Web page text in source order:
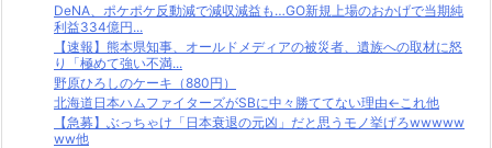
DeNA、ポケポケ反動減で減収減益も…GO新規上場のおかげで当期純
利益334億円...
【速報】熊本県知事、オールドメディアの被災者、遺族への取材に怒
り「極めて強い不満...
野原ひろしのケーキ（880円）
北海道日本ハムファイターズがSBに中々勝ててない理由←これ他
【急募】ぶっちゃけ「日本衰退の元凶」だと思うモノ挙げろwwwww
ww他